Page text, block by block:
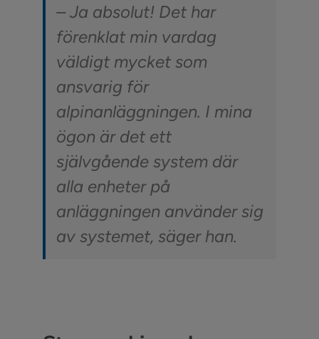
– Ja absolut! Det har
förenklat min vardag
väldigt mycket som
ansvarig för
alpinanläggningen. I mina
ögon är det ett
självgående system där
alla enheter på
anläggningen använder sig
av systemet, säger han.